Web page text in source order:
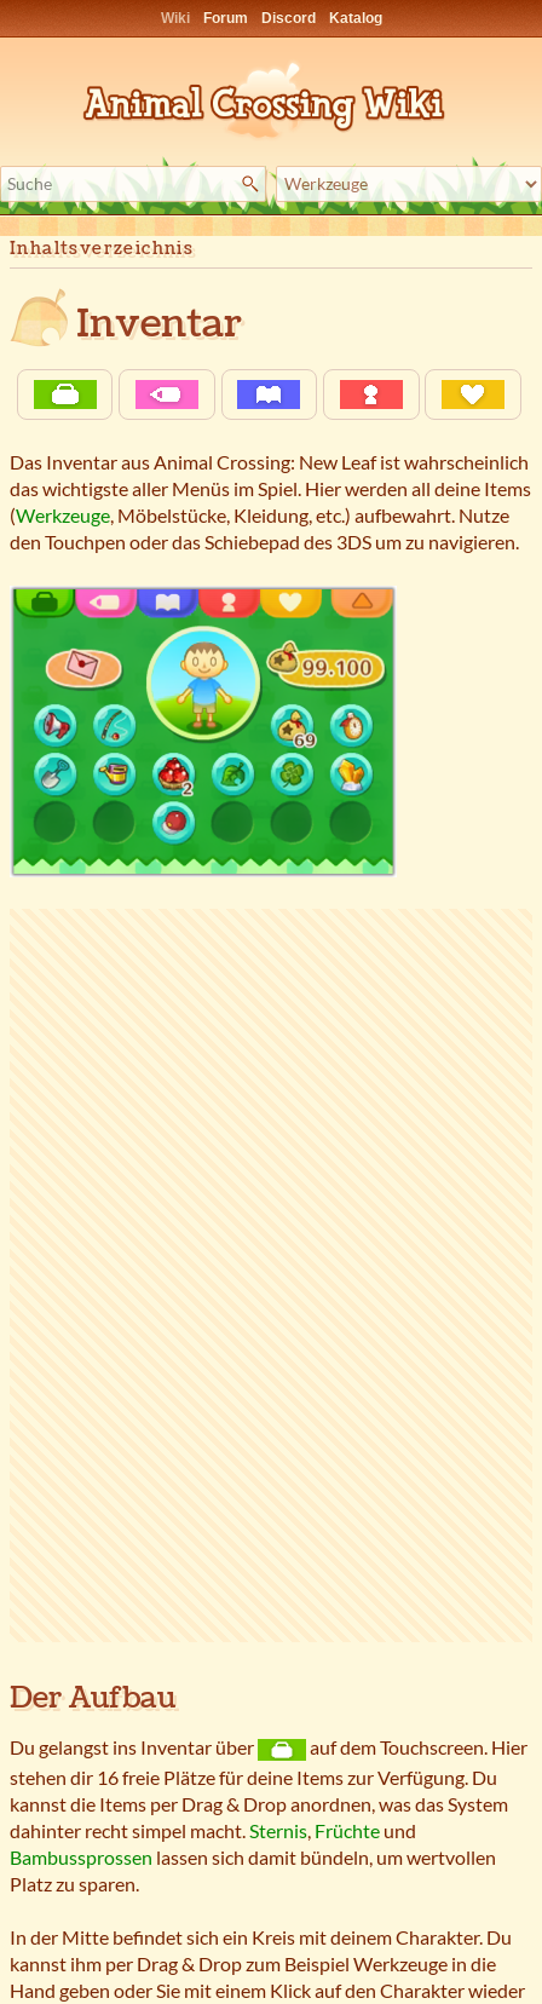
Wiki Forum Discord Katalog
Inhaltsverzeichnis
Inventar
Das Inventar aus Animal Crossing: New Leaf ist wahrscheinlich
das wichtigste aller Menüs im Spiel. Hier werden all deine Items
(Werkzeuge , Möbelstücke, Kleidung, etc.) aufbewahrt. Nutze
den Touchpen oder das Schiebepad des 3DS um zu navigieren.
Der Aufbau
Du gelangst ins Inventar über
auf dem Touchscreen. Hier
stehen dir 16 freie Plätze für deine Items zur Verfügung. Du
kannst die Items per Drag & Drop anordnen, was das System
dahinter recht simpel macht. Sternis Früchte und
Bambussprossen lassen sich damit bündeln, um wertvollen
Platz zu sparen.
In der Mitte befindet sich ein Kreis mit deinem Charakter. Du
kannst ihm per Drag & Drop zum Beispiel Werkzeuge in die
Hand geben oder Sie mit einem Klick auf den Charakter wieder